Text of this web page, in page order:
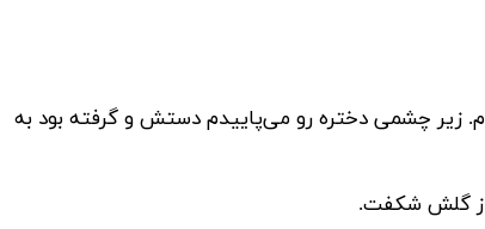
زیر چشمی دختره رو می‌پاییدم دستش و گرفته بود به
از گلش شکفت.